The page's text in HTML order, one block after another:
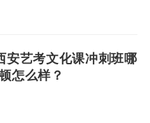
安艺考文化课冲刺班哪
怎么样？